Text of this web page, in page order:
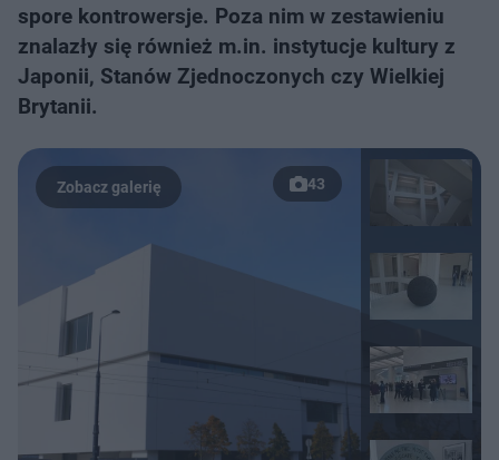
spore kontrowersje. Poza nim w zestawieniu
znalazły się również m.in. instytucje kultury z
Japonii, Stanów Zjednoczonych czy Wielkiej
Brytanii.
43